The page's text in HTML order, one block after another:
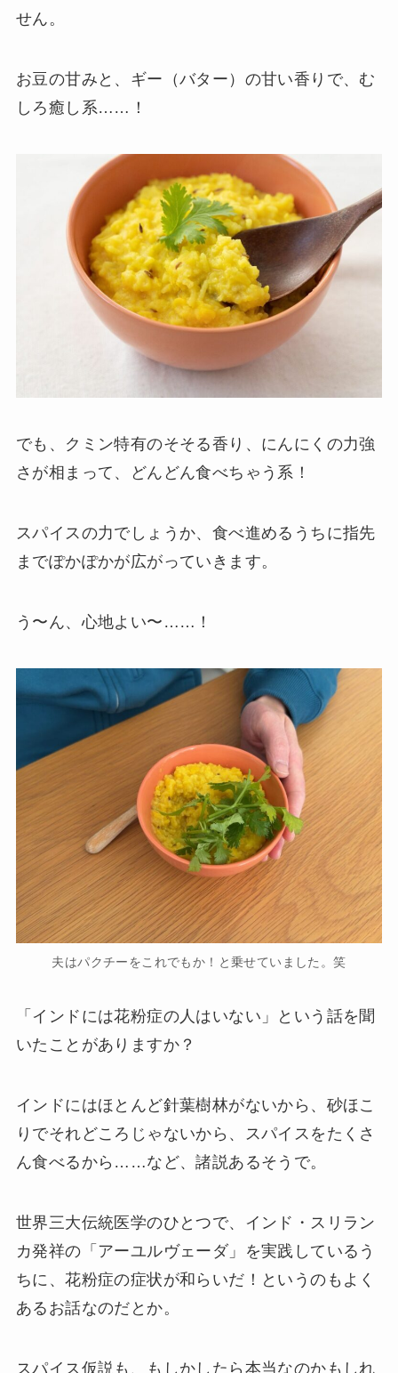
せん。
お豆の甘みと、ギー（バター）の甘い香りで、む
しろ癒し系……！
でも、クミン特有のそそる香り、にんにくの力強
さが相まって、どんどん食べちゃう系！
スパイスの力でしょうか、食べ進めるうちに指先
までぽかぽかが広がっていきます。
う〜ん、心地よい〜……！
夫はパクチーをこれでもか！と乗せていました。笑
「インドには花粉症の人はいない」という話を聞
いたことがありますか？
インドにはほとんど針葉樹林がないから、砂ほこ
りでそれどころじゃないから、スパイスをたくさ
ん食べるから……など、諸説あるそうで。
世界三大伝統医学のひとつで、インド・スリラン
カ発祥の「アーユルヴェーダ」を実践しているう
ちに、花粉症の症状が和らいだ！というのもよく
あるお話なのだとか。
スパイス仮説も、もしかしたら本当なのかもしれ